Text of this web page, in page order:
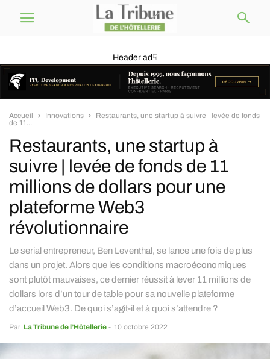
Header ad☟
Accueil Innovations
Restaurants, une startup à suivre | levée de fonds
de 11...
Restaurants, une startup à
suivre | levée de fonds de 11
millions de dollars pour une
plateforme Web3
révolutionnaire
Le serial entrepreneur, Ben Leventhal, se lance une fois de plus
dans un projet. Alors que les conditions macroéconomiques
sont plutôt mauvaises, ce dernier réussit à lever 11 millions de
dollars lors d’un tour de table pour sa nouvelle plateforme
d’accueil Web3. De quoi s’agit-il et à quoi s’attendre ?
Par La Tribune de l’Hôtellerie - 10 octobre 2022